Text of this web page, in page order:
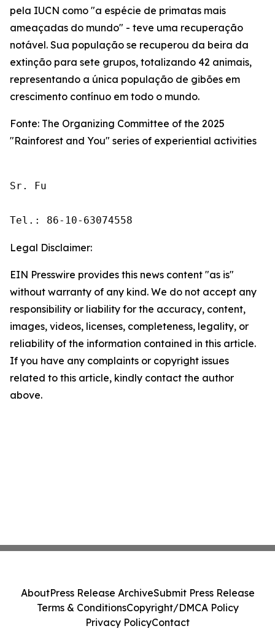
pela IUCN como "a espécie de primatas mais
ameaçadas do mundo" - teve uma recuperação
notável. Sua população se recuperou da beira da
extinção para sete grupos, totalizando 42 animais,
representando a única população de gibões em
crescimento contínuo em todo o mundo.
Fonte: The Organizing Committee of the 2025
"Rainforest and You" series of experiential activities
Sr. Fu
Tel.: 86-10-63074558
Legal Disclaimer:
EIN Presswire provides this news content "as is"
without warranty of any kind. We do not accept any
responsibility or liability for the accuracy, content,
images, videos, licenses, completeness, legality, or
reliability of the information contained in this article.
If you have any complaints or copyright issues
related to this article, kindly contact the author
above.
AboutPress Release ArchiveSubmit Press Release
Terms & ConditionsCopyright/DMCA Policy
Privacy PolicyContact